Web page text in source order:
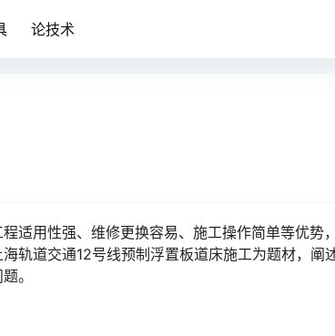
论技术
适用性强、维修更换容易、施工操作简单等优势
轨道交通12号线预制浮置板道床施工为题材，阐
。󠅅󠅃󠄵󠅂󠄪󠇖󠆨󠆨󠇕󠆞󠆒󠅬󠇘󠆭󠆘󠇙󠆝󠅵󠇗󠆭󠆁󠄐󠇗󠅹󠅸󠇖󠆍󠅳󠇖󠅹󠅰󠇖󠆌󠅹